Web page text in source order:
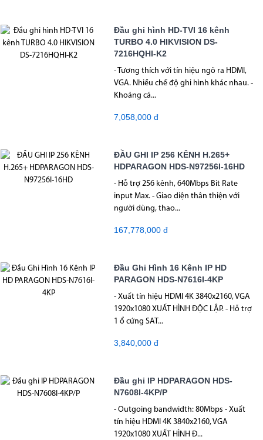
Đầu ghi hình HD-TVI 16 kênh
TURBO 4.0 HIKVISION DS-
7216HQHI-K2
- Tương thích với tín hiệu ngõ ra HDMI,
VGA. Nhiều chế độ ghi hình khác nhau. -
Khoảng cá...
7,058,000 đ
ĐẦU GHI IP 256 KÊNH H.265+
HDPARAGON HDS-N97256I-16HD
- Hỗ trợ 256 kênh, 640Mbps Bit Rate
input Max. - Giao diện thân thiện với
người dùng, thao...
167,778,000 đ
Đầu Ghi Hình 16 Kênh IP HD
PARAGON HDS-N7616I-4KP
- Xuất tín hiệu HDMI 4K 3840x2160, VGA
1920x1080 XUẤT HÌNH ĐỘC LẬP. - Hỗ trợ
1 ổ cứng SAT...
3,840,000 đ
Đầu ghi IP HDPARAGON HDS-
N7608I-4KP/P
- Outgoing bandwidth: 80Mbps - Xuất
tín hiệu HDMI 4K 3840x2160, VGA
1920x1080 XUẤT HÌNH Đ...